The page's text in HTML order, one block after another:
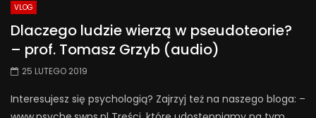
VLOG
Dlaczego ludzie wierzą w pseudoteorie?
– prof. Tomasz Grzyb (audio)
25 LUTEGO 2019
Interesujesz się psychologią? Zajrzyj też na naszego bloga: –